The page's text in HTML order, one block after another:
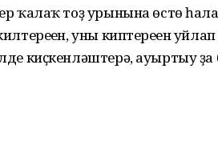
ҡалаҡ тоҙ урынына өстө
уны киптереүен
киҫкенләштерә, ауыртыу